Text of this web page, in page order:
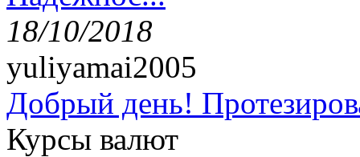
18/10/2018
yuliyamai2005
Добрый день!
Курсы валют